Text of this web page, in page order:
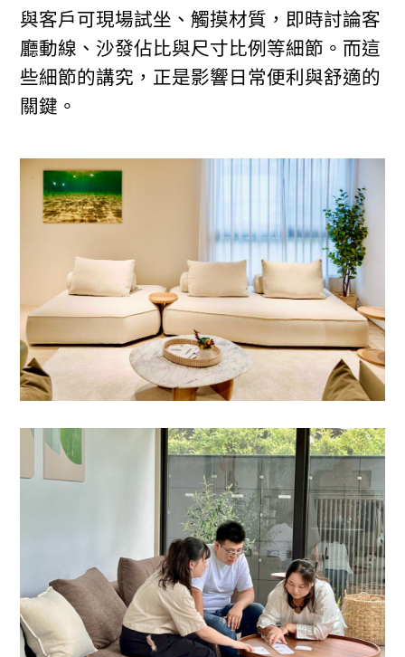
與客戶可現場試坐、觸摸材質，即時討論客
廳動線、沙發佔比與尺寸比例等細節。而這
些細節的講究，正是影響日常便利與舒適的
關鍵。